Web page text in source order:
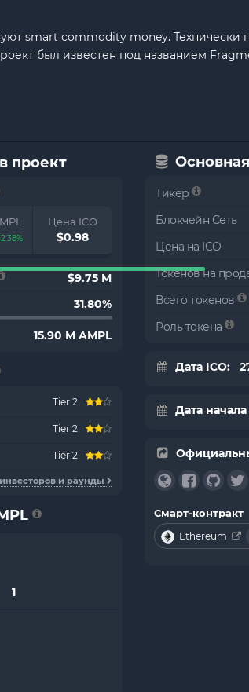
smart commodity money. Технически
был известен под названием
проект
Цена ICO
$0.98
$9.75 M
31.80%
15.90 M AMPL
Tier 2
Tier 2
Tier 2
и раунды
Тикер
Блокчейн Сеть
Цена на ICO
Токенов на
Всего токенов
Роль токена
Дата ICO:
Дата
Смарт-контракт
Ethereum